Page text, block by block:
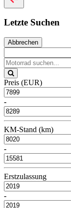
Letzte Suchen
Abbrechen
Preis (EUR)
-
KM-Stand (km)
-
Erstzulassung
-